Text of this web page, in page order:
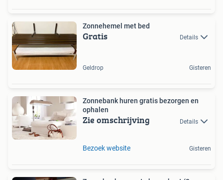
Zonnehemel met bed
Gratis Details
Geldrop Gisteren
Zonnebank huren gratis bezorgen en
ophalen
Zie omschrijving Details
Bezoek website Gisteren